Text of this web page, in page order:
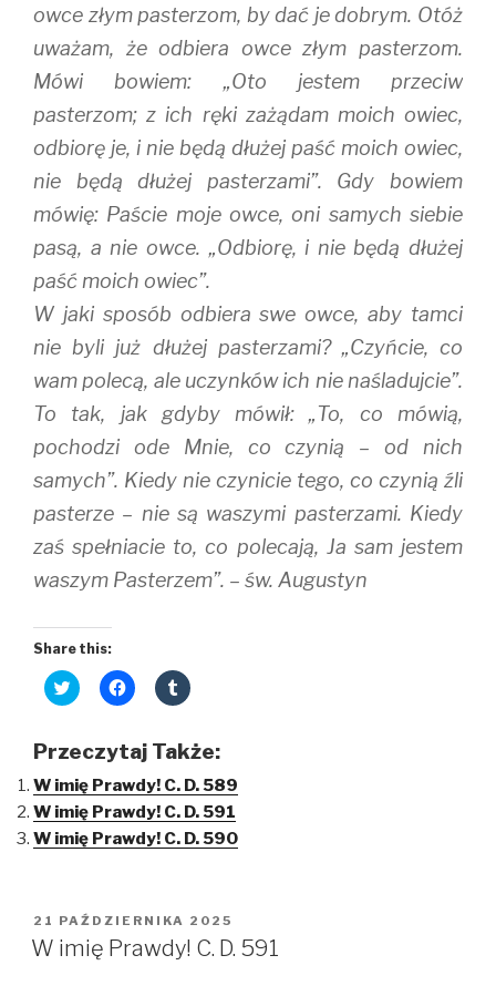
owce złym pasterzom, by dać je dobrym. Otóż
uważam, że odbiera owce złym pasterzom.
Mówi bowiem: „Oto jestem przeciw
pasterzom; z ich ręki zażądam moich owiec,
odbiorę je, i nie będą dłużej paść moich owiec,
nie będą dłużej pasterzami”. Gdy bowiem
mówię: Paście moje owce, oni samych siebie
pasą, a nie owce. „Odbiorę, i nie będą dłużej
paść moich owiec”.
W jaki sposób odbiera swe owce, aby tamci
nie byli już dłużej pasterzami? „Czyńcie, co
wam polecą, ale uczynków ich nie naśladujcie”.
To tak, jak gdyby mówił: „To, co mówią,
pochodzi ode Mnie, co czynią – od nich
samych”. Kiedy nie czynicie tego, co czynią źli
pasterze – nie są waszymi pasterzami. Kiedy
zaś spełniacie to, co polecają, Ja sam jestem
waszym Pasterzem”. – św. Augustyn
Share this:
C
l
t
s
h
a
r
e
i
t
t
e
C
l
t
s
h
a
r
e
c
e
b
o
C
l
t
s
h
a
r
e
m
b
l
r
Przeczytaj Także:
W imię Prawdy! C. D. 589
W imię Prawdy! C. D. 591
W imię Prawdy! C. D. 590
OPUBLIKOWANE
W
21 PAŹDZIERNIKA 2025
W imię Prawdy! C. D. 591